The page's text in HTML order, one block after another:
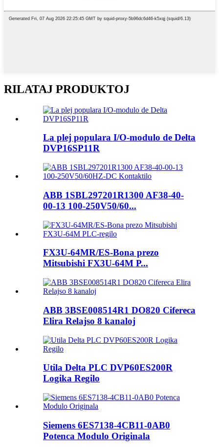
RILATAJ PRODUKTOJ
La plej populara I/O-modulo de Delta
DVP16SP11R
ABB 1SBL297201R1300 AF38-40-
00-13 100-250V50/60...
FX3U-64MR/ES-Bona prezo
Mitsubishi FX3U-64M P...
ABB 3BSE008514R1 DO820 Cifereca
Elira Relajso 8 kanaloj
Utila Delta PLC DVP60ES200R
Logika Regilo
Siemens 6ES7138-4CB11-0AB0
Potenca Modulo Originala